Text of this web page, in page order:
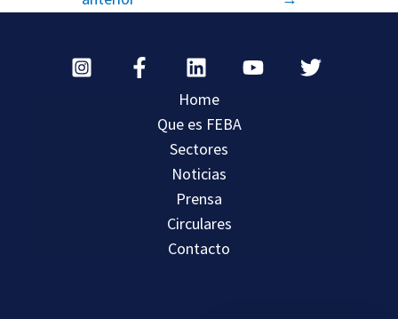
Home
Que es FEBA
Sectores
Noticias
Prensa
Circulares
Contacto